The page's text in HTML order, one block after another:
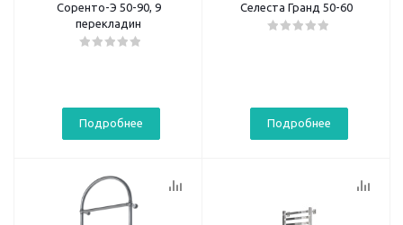
Соренто-Э 50-90, 9
перекладин
Подробнее
Селеста Гранд 50-60
Подробнее